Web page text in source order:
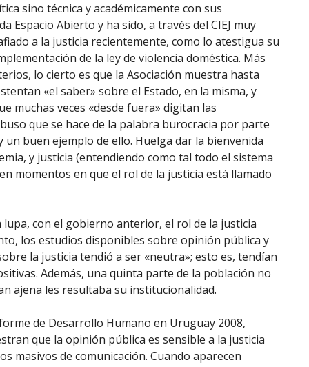
sino técnica y académicamente con sus
Espacio Abierto y ha sido, a través del CIEJ muy
a la justicia recientemente, como lo atestigua su
de la ley de violencia doméstica. Más
lo cierto es que la Asociación muestra hasta
«el saber» sobre el Estado, en la misma, y
muchas veces «desde fuera» digitan las
que se hace de la palabra burocracia por parte
buen ejemplo de ello. Huelga dar la bienvenida
y justicia (entendiendo como tal todo el sistema
momentos en que el rol de la justicia está llamado
con el gobierno anterior, el rol de la justicia
los estudios disponibles sobre opinión pública y
la justicia tendió a ser «neutra»; esto es, tendían
Además, una quinta parte de la población no
ajena les resultaba su institucionalidad.
de Desarrollo Humano en Uruguay 2008,
que la opinión pública es sensible a la justicia
masivos de comunicación. Cuando aparecen